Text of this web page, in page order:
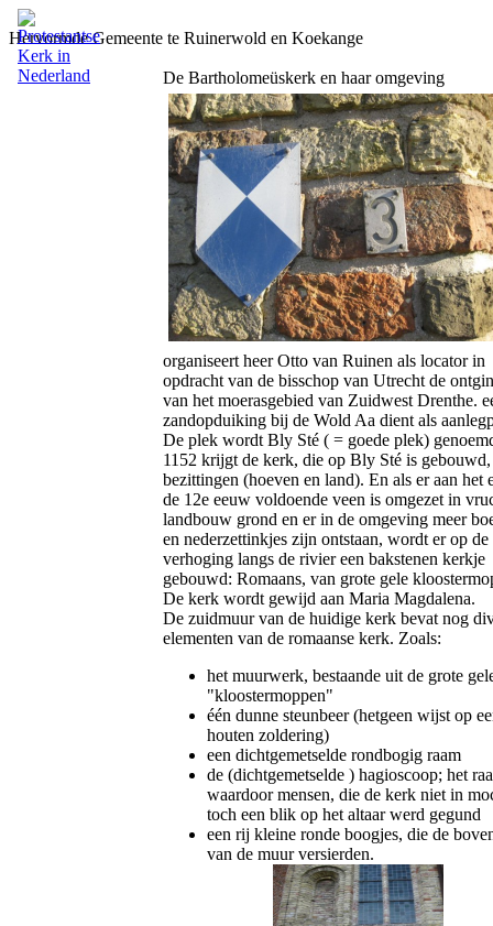
Hervormde Gemeente te Ruinerwold en Koekange
De Bartholomeüskerk en haar omgeving
organiseert heer Otto van Ruinen als locator in
opdracht van de bisschop van Utrecht de
van het moerasgebied van Zuidwest Drenthe.
zandopduiking bij de Wold Aa dient als
De plek wordt Bly Sté ( = goede plek)
1152 krijgt de kerk, die op Bly Sté is gebouwd,
bezittingen (hoeven en land). En als er aan het
de 12e eeuw voldoende veen is omgezet in
landbouw grond en er in de omgeving meer
en nederzettinkjes zijn ontstaan, wordt er op de
verhoging langs de rivier een bakstenen kerkje
gebouwd: Romaans, van grote gele
De kerk wordt gewijd aan Maria Magdalena.
De zuidmuur van de huidige kerk bevat nog
elementen van de romaanse kerk. Zoals:
het muurwerk, bestaande uit de grote
"kloostermoppen"
één dunne steunbeer (hetgeen wijst op
houten zoldering)
een dichtgemetselde rondbogig raam
de (dichtgemetselde ) hagioscoop; het
waardoor mensen, die de kerk niet in
toch een blik op het altaar werd gegund
een rij kleine ronde boogjes, die de
van de muur versierden.